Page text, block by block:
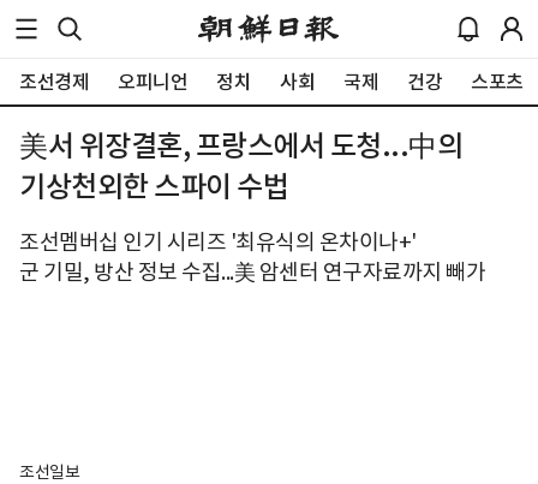
조선경제 오피니언 정치 사회 국제 건강 스포츠
美서 위장결혼, 프랑스에서 도청...中의
기상천외한 스파이 수법
조선멤버십 인기 시리즈 '최유식의 온차이나+'
군 기밀, 방산 정보 수집...美 암센터 연구자료까지 빼가
조선일보